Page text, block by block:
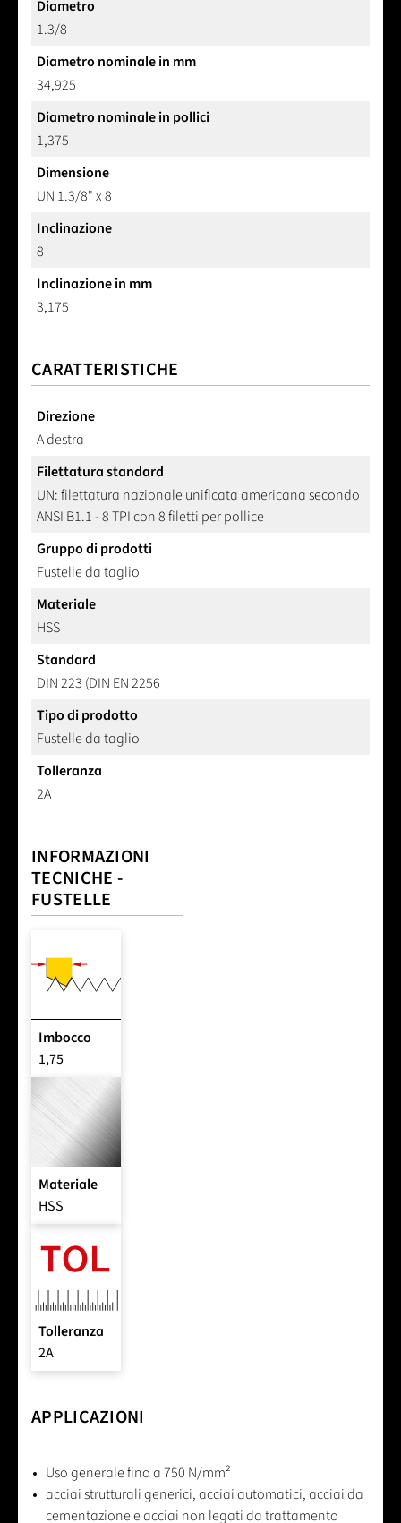
Diametro
1.3/8
Diametro nominale in mm
34,925
Diametro nominale in pollici
1,375
Dimensione
UN 1.3/8" x 8
Inclinazione
8
Inclinazione in mm
3,175
CARATTERISTICHE
Direzione
A destra
Filettatura standard
UN: filettatura nazionale unificata americana secondo
ANSI B1.1 - 8 TPI con 8 filetti per pollice
Gruppo di prodotti
Fustelle da taglio
Materiale
HSS
Standard
DIN 223 (DIN EN 2256
Tipo di prodotto
Fustelle da taglio
Tolleranza
2A
INFORMAZIONI
TECNICHE -
FUSTELLE
Imbocco
1,75
Materiale
HSS
Tolleranza
2A
APPLICAZIONI
Uso generale fino a 750 N/mm²
acciai strutturali generici, acciai automatici, acciai da
cementazione e acciai non legati da trattamento